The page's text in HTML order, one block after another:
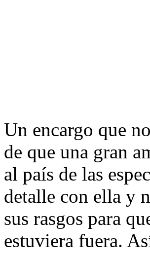
Un encargo que
de que una gran
al país de las
detalle con ella y
sus rasgos para
estuviera fuera.